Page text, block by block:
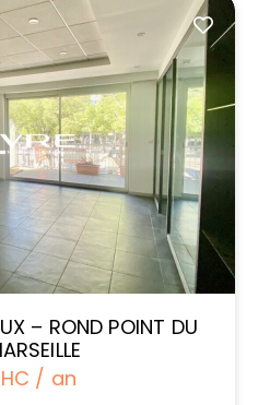
– ROND POINT DU
/ an